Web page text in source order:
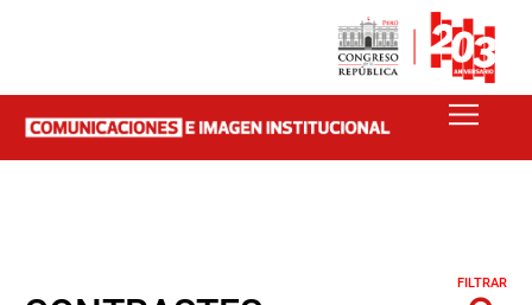
FILTRAR